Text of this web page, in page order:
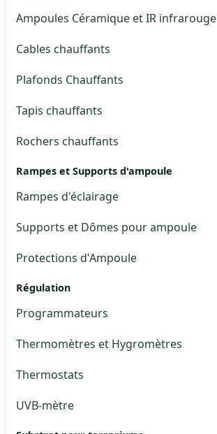
Ampoules Céramique et IR infrarouge
Cables chauffants
Plafonds Chauffants
Tapis chauffants
Rochers chauffants
Rampes et Supports d'ampoule
Rampes d'éclairage
Supports et Dômes pour ampoule
Protections d'Ampoule
Régulation
Programmateurs
Thermomètres et Hygromètres
Thermostats
UVB-mètre